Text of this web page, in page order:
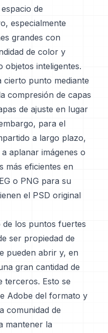
de
especialmente
grandes con
de color y
objetos inteligentes.
cierto punto mediante
compresión de capas
de ajuste en lugar
para el
a largo plazo,
aplanar imágenes o
más eficientes en
o PNG para su
el PSD original
de los puntos fuertes
ser propiedad de
pueden abrir y, en
gran cantidad de
terceros. Esto se
Adobe del formato y
comunidad de
mantener la